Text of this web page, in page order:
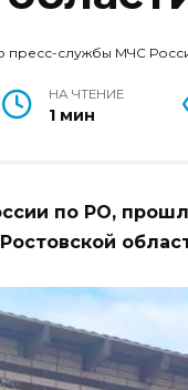
пресс-службы МЧС
НА ЧТЕНИЕ
1 мин
по РО,